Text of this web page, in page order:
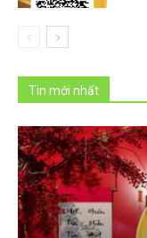
Tin mới nhất